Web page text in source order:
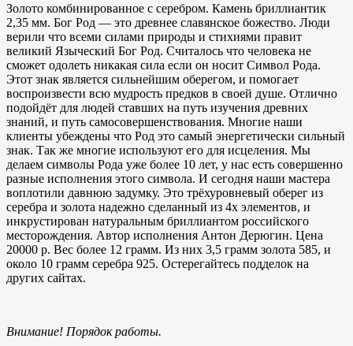
Золото комбинированное с серебром. Камень бриллиантик
2,35 мм. Бог Род — это древнее славянское божество. Люди
верили что всеми силами природы и стихиями правит
великий Языческий Бог Род. Считалось что человека не
сможет одолеть никакая сила если он носит Символ Рода.
Этот знак является сильнейшим оберегом, и помогает
воспроизвести всю мудрость предков в своей душе. Отлично
подойдёт для людей ставших на путь изучения древних
знаний, и путь самосовершенствования. Многие наши
клиенты убеждены что Род это самый энергетически сильный
знак. Так же многие используют его для исцеления. Мы
делаем символы Рода уже более 10 лет, у нас есть совершенно
разные исполнения этого символа. И сегодня наши мастера
воплотили давнюю задумку. Это трёхуровневый оберег из
серебра и золота надежно сделанный из 4х элементов, и
инкрустирован натуральным бриллиантом российского
месторождения. Автор исполнения Антон Дерюгин. Цена
20000 р. Вес более 12 грамм. Из них 3,5 грамм золота 585, и
около 10 грамм серебра 925. Остерегайтесь подделок на
других сайтах.
Внимание! Порядок работы.